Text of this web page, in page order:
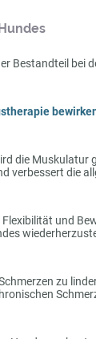
Bestandteil bei
die
verbessert die
und
zu